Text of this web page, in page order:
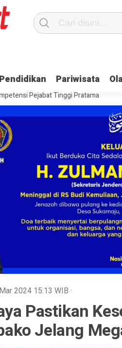
Pendidikan Pariwisata
Terima Gaji
Ulama dan Pj Bupati
Ditangkap, Ini Kasusnya
Saat
Pejabat Tinggi Pratama
2024 15:13 WIB ·
Pastikan
Jelang